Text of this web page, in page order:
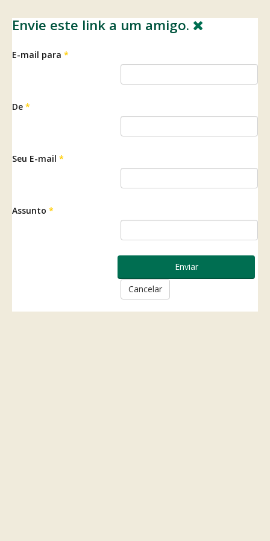
Envie este link a um amigo.
E-mail para *
De *
Seu E-mail *
Assunto *
Enviar
Cancelar